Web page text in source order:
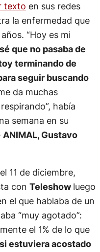
texto en sus redes
la enfermedad que
“Hoy es mi
que no pasaba de
terminando de
seguir buscando
da muchas
había
semana en su
ANIMAL, Gustavo
11 de diciembre,
con Teleshow luego
el que hablaba de un
“muy agotado”:
el 1% de lo que
estuviera acostado